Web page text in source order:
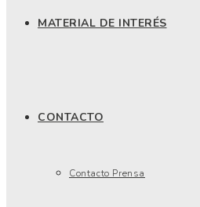
MATERIAL DE INTERÉS
CONTACTO
Contacto Prensa